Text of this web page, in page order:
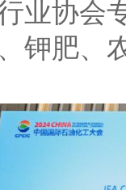
业协会
钾肥、